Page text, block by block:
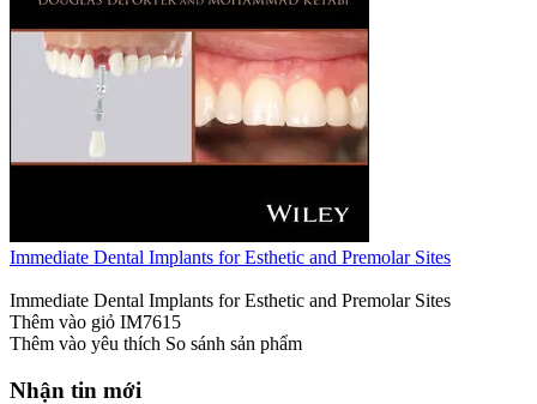
Immediate Dental Implants for Esthetic and Premolar Sites
Immediate Dental Implants for Esthetic and Premolar Sites
Thêm vào giỏ IM7615
Thêm vào yêu thích So sánh sản phẩm
Nhận tin mới